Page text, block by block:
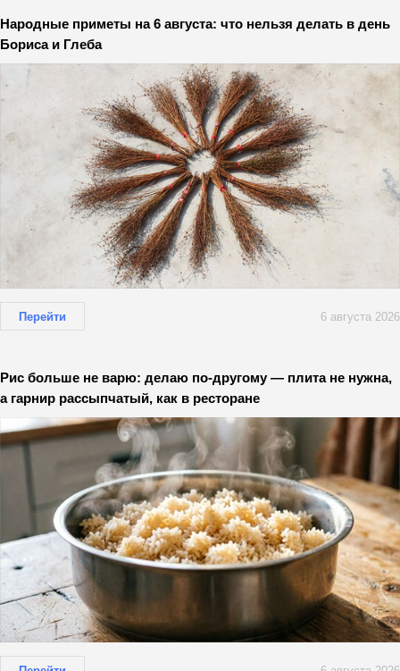
Народные приметы на 6 августа: что нельзя делать в день
Бориса и Глеба
Перейти 6 августа 2026
Рис больше не варю: делаю по-другому — плита не нужна,
а гарнир рассыпчатый, как в ресторане